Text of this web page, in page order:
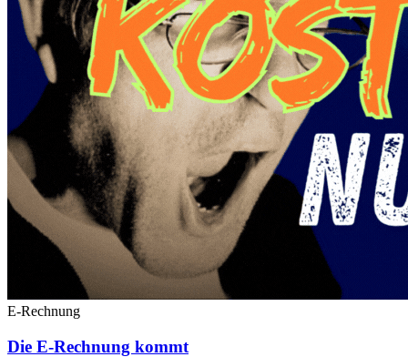
E-Rechnung
Die E-Rechnung kommt